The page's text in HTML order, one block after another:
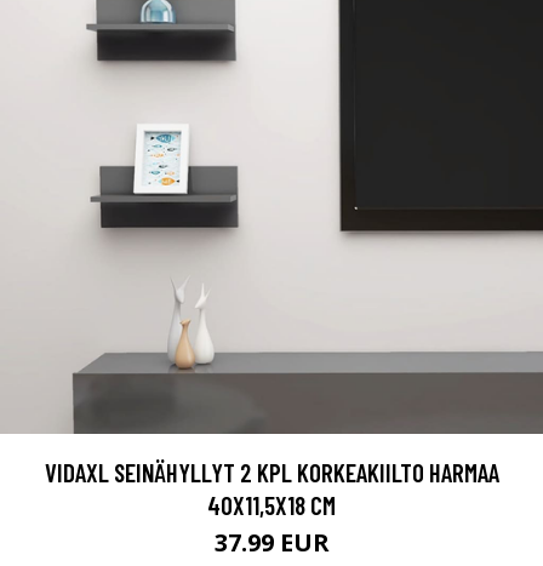
VIDAXL SEINÄHYLLYT 2 KPL KORKEAKIILTO HARMAA
40X11,5X18 CM
37.99 EUR